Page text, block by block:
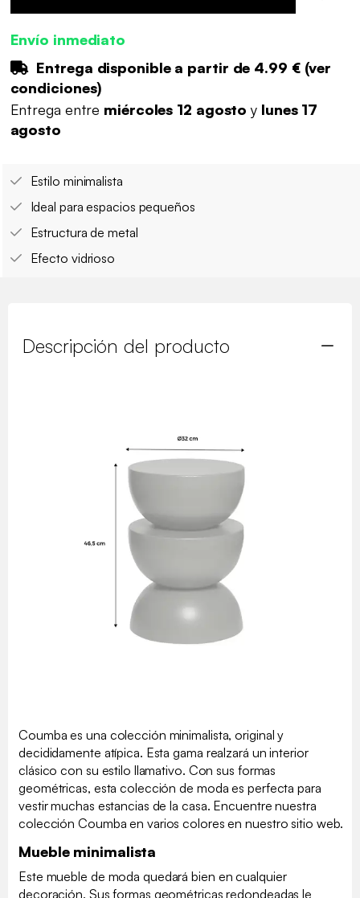
Envío inmediato
Entrega disponible a partir de 4.99 €(ver
condiciones)
Entrega entre miércoles 12 agostoy lunes 17
agosto
Estilo minimalista
Ideal para espacios pequeños
Estructura de metal
Efecto vidrioso
Descripción del producto
Coumba es una colección minimalista, original y
decididamente atípica. Esta gama realzará un interior
clásico con su estilo llamativo. Con sus formas
geométricas, esta colección de moda es perfecta para
vestir muchas estancias de la casa. Encuentre nuestra
colección Coumba en varios colores en nuestro sitio web.
Mueble minimalista
Este mueble de moda quedará bien en cualquier
decoración. Sus formas geométricas redondeadas le